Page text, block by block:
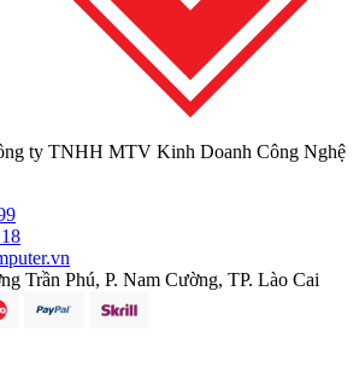
ty TNHH MTV Kinh Doanh Công Nghệ
Trần Phú, P. Nam Cường, TP. Lào Cai